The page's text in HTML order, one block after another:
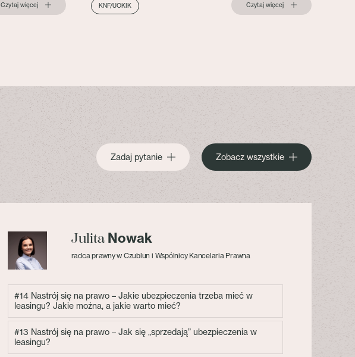
Czytaj więcej KNF/UOKIK Czytaj więcej
Zadaj pytanie Zobacz wszystkie
Julita Nowak
radca prawny w Czublun i Wspólnicy Kancelaria Prawna
#14 Nastrój się na prawo – Jakie ubezpieczenia trzeba mieć w
leasingu? Jakie można, a jakie warto mieć?
#13 Nastrój się na prawo – Jak się „sprzedają” ubezpieczenia w
leasingu?